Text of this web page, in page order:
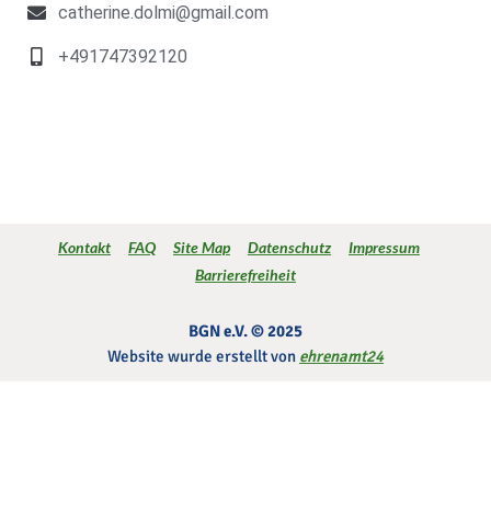
catherine.dolmi@gmail.com
+491747392120
Kontakt‎‎ ‎ ‎ FAQ‎‎ ‎ ‎ ‎ Site Map‎ ‎ ‎ Datenschutz‎‎ ‎ ‎ Impressum‎ ‎ ‎
Barrierefreiheit
BGN e.V. © 2025
Website wurde erstellt von ehrenamt24